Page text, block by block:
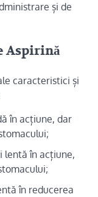
și de
Aspirină
caracteristici și
în acțiune, dar
lentă în acțiune,
în reducerea